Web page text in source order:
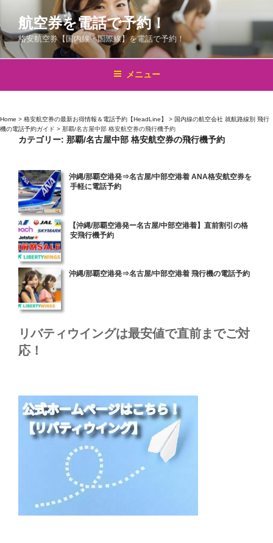
テ
ン
ス
ッ
航空券を電話で予約！
格安航空券【国内線・国際線】を電話で予約！
メニュー
Home > 格安航空券の最新お得情報＆電話予約【HeadLine】 > 国内線の航空会社 就航路線別 飛行
機の電話予約ガイド > 那覇/名古屋中部 格安航空券の飛行機予約
カテゴリー: 那覇/名古屋中部 格安航空券の飛行機予約
投
稿
沖縄/那覇空港発⇒名古屋/中部空港着 ANA格安航空券を
手軽に電話予約
投
稿
【沖縄/那覇空港発ー名古屋/中部空港着】直前割引の格
安飛行機予約
投
沖縄/那覇空港発⇒名古屋/中部空港着 飛行機の電話予約
リバティウイングは最安値で直前までご対
応！